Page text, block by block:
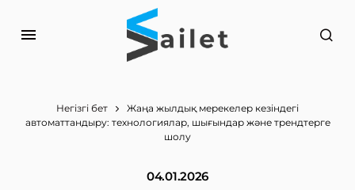
Негізгі бет
Жаңа жылдық мерекелер кезіндегі
автоматтандыру: технологиялар, шығындар және трендтерге
шолу
04.01.2026